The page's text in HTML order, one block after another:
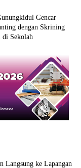
Gencar
dengan Skrining
di Sekolah
Langsung ke Lapangan